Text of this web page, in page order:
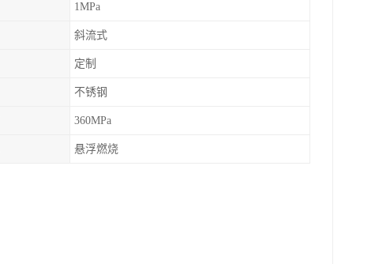
1MPa
斜流式
定制
不锈钢
360MPa
悬浮燃烧